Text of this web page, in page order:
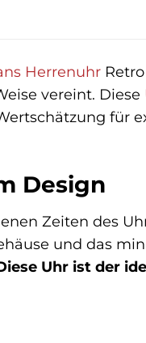
HerrenuhrRetro
vereint. Diese
für
Design
Zeiten des
und das
Uhr ist der